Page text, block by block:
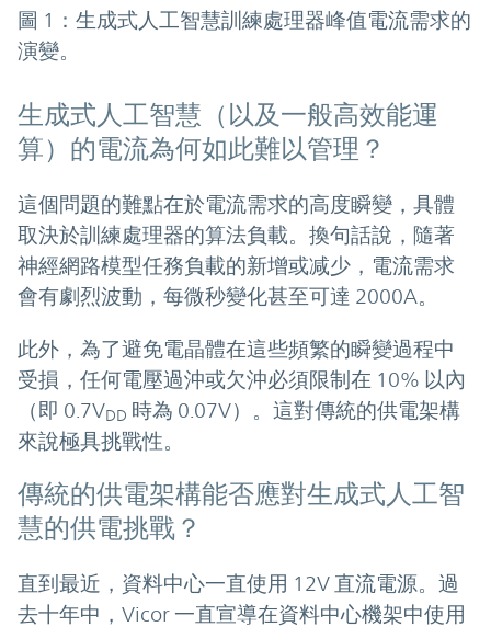
圖 1：生成式人工智慧訓練處理器峰值電流需求的
演變。
生成式人工智慧（以及一般高效能運
算）的電流為何如此難以管理？
這個問題的難點在於電流需求的高度瞬變，具體
取決於訓練處理器的算法負載。換句話說，隨著
神經網路模型任務負載的新增或减少，電流需求
會有劇烈波動，每微秒變化甚至可達 2000A。
此外，為了避免電晶體在這些頻繁的瞬變過程中
受損，任何電壓過沖或欠沖必須限制在 10% 以內
（即 0.7VDD 時為 0.07V）。這對傳統的供電架構
來說極具挑戰性。
傳統的供電架構能否應對生成式人工智
慧的供電挑戰？
直到最近，資料中心一直使用 12V 直流電源。過
去十年中，Vicor 一直宣導在資料中心機架中使用